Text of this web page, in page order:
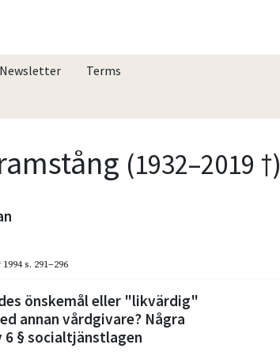
Newsletter Terms
(1932–2019 †)
s. 291–296
önskemål eller "likvärdig"
annan vårdgivare? Några
§ socialtjänstlagen